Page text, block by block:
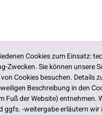
Cookies zum Einsatz:
Zwecken. Sie können unsere
Cookies besuchen. Details
Beschreibung in den
Fuß der Website) entnehmen.
-weitergabe erläutern wir